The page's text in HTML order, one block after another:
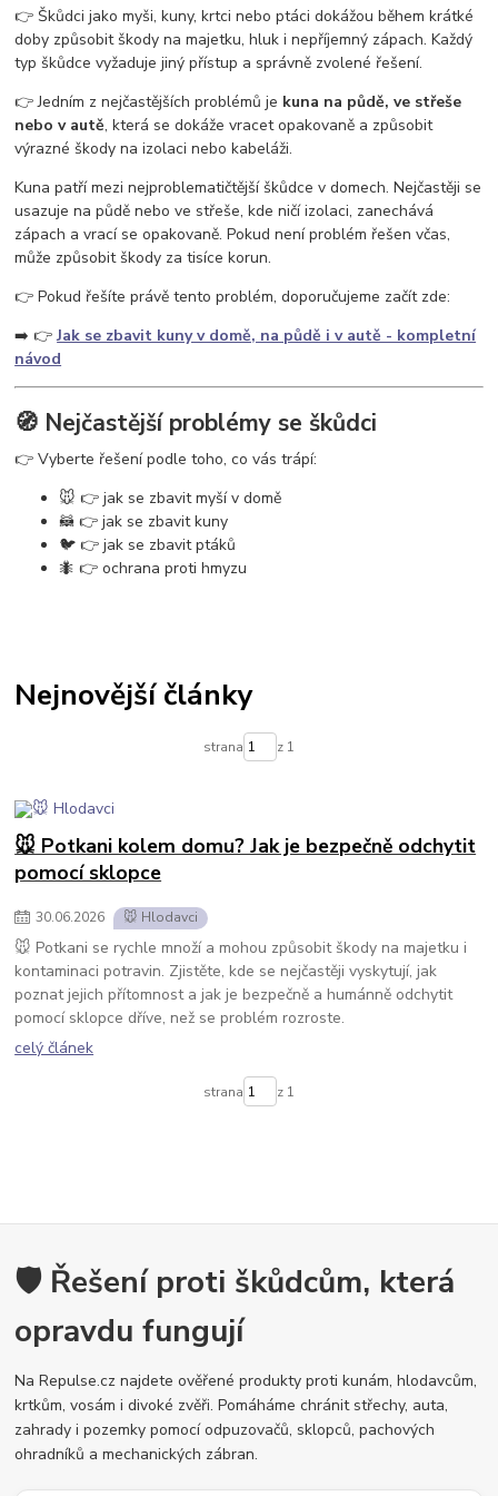
vosy v pergole
ochrana proti vosám
jak se zbavit vosího hnízda
odpuzovač vos
past na vosy
létající hmyz vosy v domě vosy ve střeše
👉 Škůdci jako myši, kuny, krtci nebo ptáci dokážou během krátké
doby způsobit škody na majetku, hluk i nepříjemný zápach. Každý
typ škůdce vyžaduje jiný přístup a správně zvolené řešení.
👉 Jedním z nejčastějších problémů je kuna na půdě, ve střeše
nebo v autě, která se dokáže vracet opakovaně a způsobit
výrazné škody na izolaci nebo kabeláži.
Kuna patří mezi nejproblematičtější škůdce v domech. Nejčastěji se
usazuje na půdě nebo ve střeše, kde ničí izolaci, zanechává
zápach a vrací se opakovaně. Pokud není problém řešen včas,
může způsobit škody za tisíce korun.
👉 Pokud řešíte právě tento problém, doporučujeme začít zde:
➡️ 👉Jak se zbavit kuny v domě, na půdě i v autě - kompletní
návod
🧭 Nejčastější problémy se škůdci
👉 Vyberte řešení podle toho, co vás trápí:
🐭 👉 jak se zbavit myší v domě
🦝 👉 jak se zbavit kuny
🐦 👉 jak se zbavit ptáků
🐜 👉 ochrana proti hmyzu
Nejnovější články
strana z 1
🐭 Potkani kolem domu? Jak je bezpečně odchytit
pomocí sklopce
30.06.2026 🐭 Hlodavci
🐭 Potkani se rychle množí a mohou způsobit škody na majetku i
kontaminaci potravin. Zjistěte, kde se nejčastěji vyskytují, jak
poznat jejich přítomnost a jak je bezpečně a humánně odchytit
pomocí sklopce dříve, než se problém rozroste.
celý článek
strana z 1
🛡️ Řešení proti škůdcům, která
opravdu fungují
Na Repulse.cz najdete ověřené produkty proti kunám, hlodavcům,
krtkům, vosám i divoké zvěři. Pomáháme chránit střechy, auta,
zahrady i pozemky pomocí odpuzovačů, sklopců, pachových
ohradníků a mechanických zábran.